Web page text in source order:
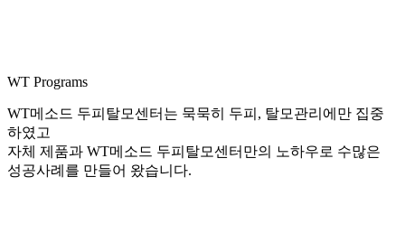
WT Programs
WT메소드 두피탈모센터는 묵묵히 두피, 탈모관리에만 집중
하였고
자체 제품과 WT메소드 두피탈모센터만의 노하우로 수많은
성공사례를 만들어 왔습니다.